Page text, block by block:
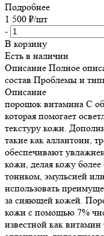
Подробнее
1 500 ₽/шт
-
В корзину
Есть в наличии
Описание Полное
состав Проблемы и
Описание
порошок витамина С
которая помогает
текстуру кожи.
такие как аллантоин,
обеспечивают
кожи, делая кожу
тоником, эмульсией
использовать
за сияющей кожей.
кожи с помощью 7%
известной как